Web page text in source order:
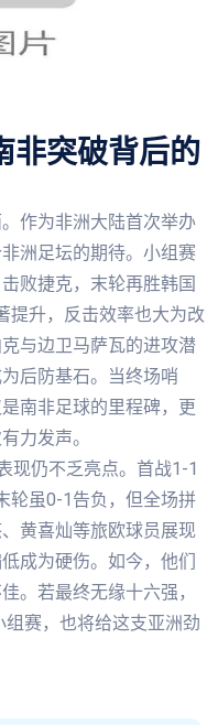
非突破背后的
作为非洲大陆首次举办
洲足坛的期待。小组赛
败捷克，末轮再胜韩国
提升，反击效率也大为改
与边卫马萨瓦的进攻潜
后防基石。当终场哨
南非足球的里程碑，更
力发声。
现仍不乏亮点。首战1-1
轮虽0-1告负，但全场拼
黄喜灿等旅欧球员展现
成为硬伤。如今，他们
。若最终无缘十六强，
赛，也将给这支亚洲劲